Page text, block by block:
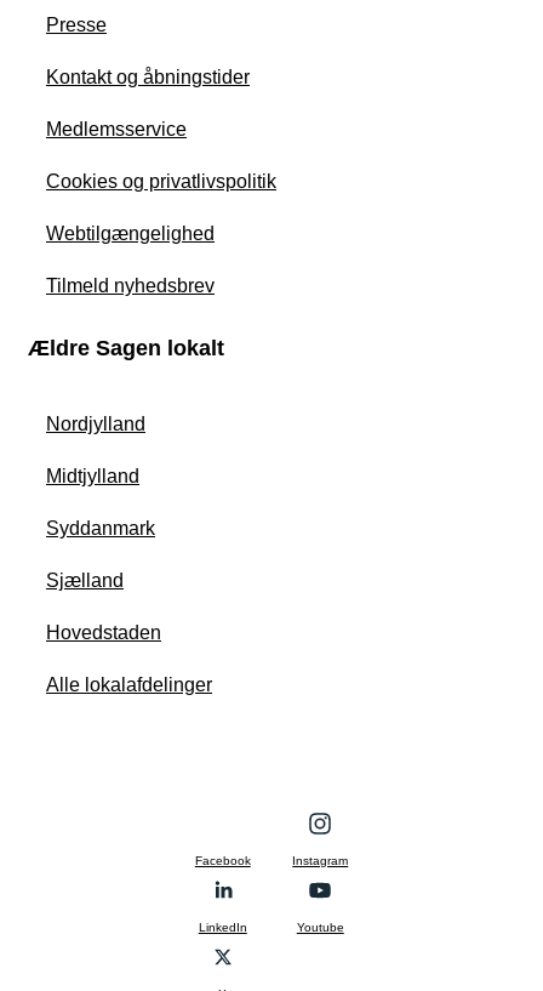
Presse
Kontakt og åbningstider
Medlemsservice
Cookies og privatlivspolitik
Webtilgængelighed
Tilmeld nyhedsbrev
Ældre Sagen lokalt
Nordjylland
Midtjylland
Syddanmark
Sjælland
Hovedstaden
Alle lokalafdelinger
Facebook Instagram
LinkedIn Youtube